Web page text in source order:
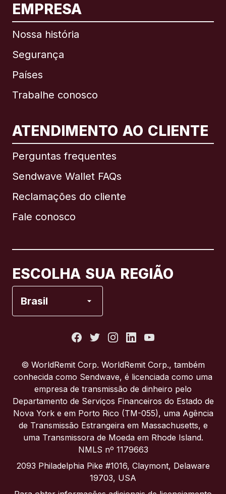
EMPRESA
Nossa história
Segurança
Países
Trabalhe conosco
ATENDIMENTO AO CLIENTE
Perguntas frequentes
Sendwave Wallet FAQs
Reclamações do cliente
Fale conosco
ESCOLHA SUA REGIÃO
Brasil
Internacional English
Brasil
Itália
Portugal
Reino Unido
© WorldRemit Corp. WorldRemit Corp., também
conhecida como Sendwave, é licenciada como uma
empresa de transmissão de dinheiro pelo
Departamento de Serviços Financeiros do Estado de
Nova York e em Porto Rico (TM-055), uma Agência
de Transmissão Estrangeira em Massachusetts, e
uma Transmissora de Moeda em Rhode Island.
NMLS nº 1179663
2093 Philadelphia Pike #1016, Claymont, Delaware
19703, USA